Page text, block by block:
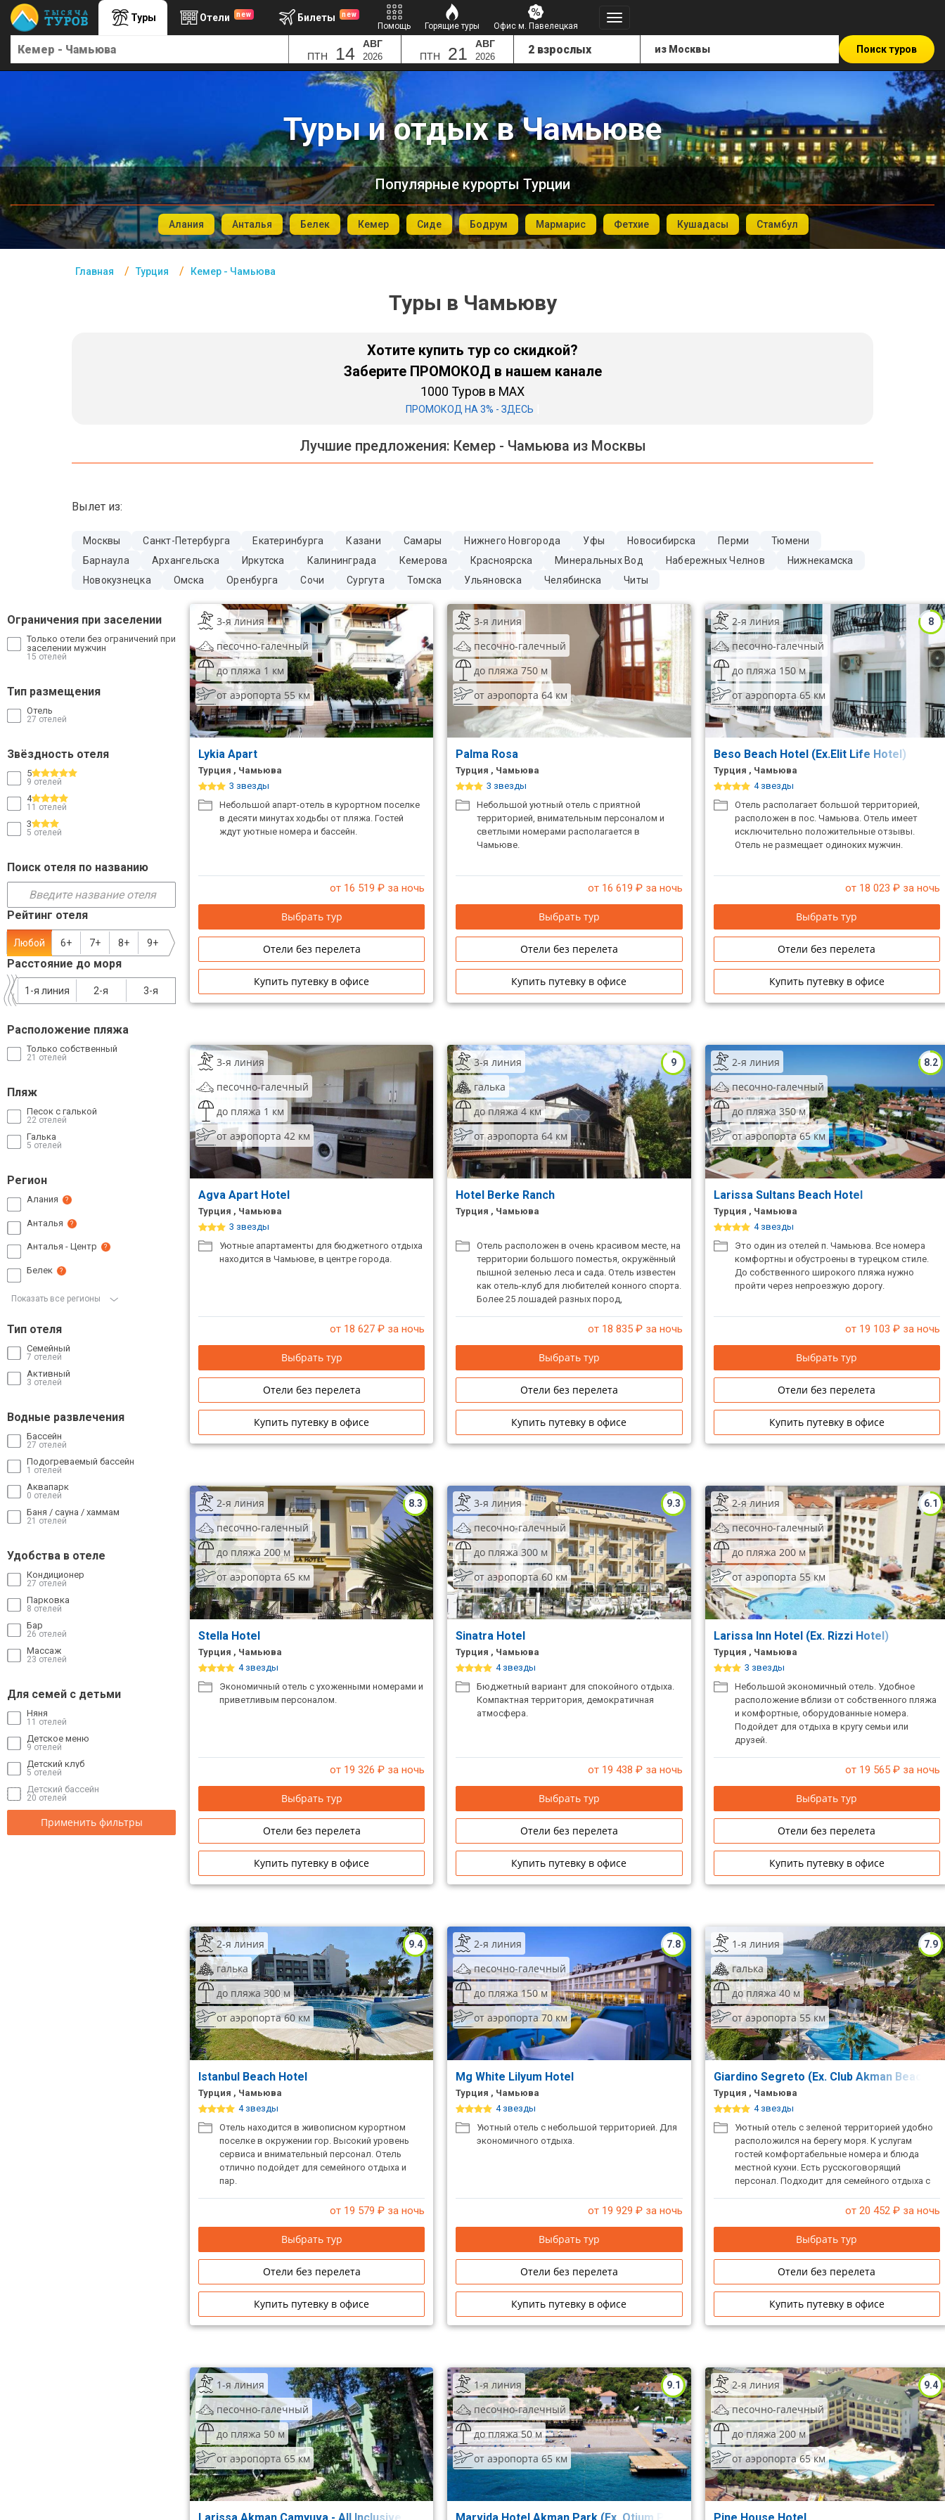
Туры Отели new Билеты new
Помощь Горящие туры Офис м. Павелецкая
ПТН 14 АВГ
2026 ПТН 21 АВГ
2026
Поиск туров
Туры и отдых в Чамьюве
Популярные курорты Турции
Алания Анталья Белек Кемер Сиде Бодрум Мармарис Фетхие Кушадасы Стамбул
Главная Турция Кемер - Чамьюва
Туры в Чамьюву
Хотите купить тур со скидкой?
Заберите ПРОМОКОД в нашем канале
1000 Туров в MAX
ПРОМОКОД НА 3% - ЗДЕСЬ
Лучшие предложения: Кемер - Чамьюва из Москвы
Вылет из:
Москвы Санкт-Петербурга Екатеринбурга Казани Самары Нижнего Новгорода Уфы Новосибирска Перми
Тюмени
Барнаула
Архангельска Иркутска Калининграда Кемерова Красноярска Минеральных Вод Набережных Челнов
Нижнекамска
Новокузнецка
Омска Оренбурга Сочи Сургута Томска Ульяновска Челябинска Читы
Ограничения при заселении
Только отели без ограничений при
заселении мужчин
15 отелей
Тип размещения
Отель
27 отелей
Звёздность отеля
5
9 отелей
4
11 отелей
3
5 отелей
Поиск отеля по названию
Рейтинг отеля
Любой 6+ 7+ 8+ 9+
Расстояние до моря
3-я
2-я
1-я линия
Расположение пляжа
Только собственный
21 отелей
Пляж
Песок с галькой
22 отелей
Галька
5 отелей
Регион
Алания ?
Анталья ?
Анталья - Центр ?
Белек ?
Показать все регионы
Тип отеля
Семейный
7 отелей
Активный
3 отелей
Водные развлечения
Бассейн
27 отелей
Подогреваемый бассейн
1 отелей
Аквапарк
0 отелей
Баня / сауна / хаммам
21 отелей
Удобства в отеле
Кондиционер
27 отелей
Парковка
8 отелей
Бар
26 отелей
Массаж
23 отелей
Для семей с детьми
Няня
11 отелей
Детское меню
9 отелей
Детский клуб
5 отелей
Детский бассейн
20 отелей
Применить фильтры
3-я линия
песочно-галечный
до пляжа 1 км
от аэропорта 55 км
Lykia Apart
Турция , Чамьюва
3 звезды
Небольшой апарт-отель в курортном поселке
в десяти минутах ходьбы от пляжа. Гостей
ждут уютные номера и бассейн.
от 16 519 ₽ за ночь
Выбрать тур
Отели без перелета
Купить путевку в офисе
3-я линия
песочно-галечный
до пляжа 750 м
от аэропорта 64 км
Palma Rosa
Турция , Чамьюва
3 звезды
Небольшой уютный отель с приятной
территорией, внимательным персоналом и
светлыми номерами располагается в
Чамьюве.
от 16 619 ₽ за ночь
Выбрать тур
Отели без перелета
Купить путевку в офисе
8
2-я линия
песочно-галечный
до пляжа 150 м
от аэропорта 65 км
Beso Beach Hotel (Ex.Elit Life Hotel)
Турция , Чамьюва
4 звезды
Отель располагает большой территорией,
расположен в пос. Чамьюва. Отель имеет
исключительно положительные отзывы.
Отель не размещает одиноких мужчин.
от 18 023 ₽ за ночь
Выбрать тур
Отели без перелета
Купить путевку в офисе
3-я линия
песочно-галечный
до пляжа 1 км
от аэропорта 42 км
Agva Apart Hotel
Турция , Чамьюва
3 звезды
Уютные апартаменты для бюджетного отдыха
находится в Чамьюве, в центре города.
от 18 627 ₽ за ночь
Выбрать тур
Отели без перелета
Купить путевку в офисе
9
3-я линия
галька
до пляжа 4 км
от аэропорта 64 км
Hotel Berke Ranch
Турция , Чамьюва
Отель расположен в очень красивом месте, на
территории большого поместья, окружённый
пышной зеленью леса и сада. Отель известен
как отель-клуб для любителей конного спорта.
Более 25 лошадей разных пород,
от 18 835₽ за ночь
Выбрать тур
Отели без перелета
Купить путевку в офисе
8.2
2-я линия
песочно-галечный
до пляжа 350 м
от аэропорта 65 км
Larissa Sultans Beach Hotel
Турция , Чамьюва
4 звезды
Это один из отелей п. Чамьюва. Все номера
комфортны и обустроены в турецком стиле.
До собственного широкого пляжа нужно
пройти через непроезжую дорогу.
от 19 103 ₽ за ночь
Выбрать тур
Отели без перелета
Купить путевку в офисе
8.3
2-я линия
песочно-галечный
до пляжа 200 м
от аэропорта 65 км
Stella Hotel
Турция , Чамьюва
4 звезды
Экономичный отель с ухоженными номерами и
приветливым персоналом.
от 19 326 ₽ за ночь
Выбрать тур
Отели без перелета
Купить путевку в офисе
9.3
3-я линия
песочно-галечный
до пляжа 300 м
от аэропорта 60 км
Sinatra Hotel
Турция , Чамьюва
4 звезды
Бюджетный вариант для спокойного отдыха.
Компактная территория, демократичная
атмосфера.
от 19 438 ₽ за ночь
Выбрать тур
Отели без перелета
Купить путевку в офисе
6.1
2-я линия
песочно-галечный
до пляжа 200 м
от аэропорта 55 км
Larissa Inn Hotel (Ex. Rizzi Hotel)
Турция , Чамьюва
3 звезды
Небольшой экономичный отель. Удобное
расположение вблизи от собственного пляжа
и комфортные, оборудованные номера.
Подойдет для отдыха в кругу семьи или
друзей.
от 19 565₽ за ночь
Выбрать тур
Отели без перелета
Купить путевку в офисе
9.4
2-я линия
галька
до пляжа 300 м
от аэропорта 60 км
Istanbul Beach Hotel
Турция , Чамьюва
4 звезды
Отель находится в живописном курортном
поселке в окружении гор. Высокий уровень
сервиса и внимательный персонал. Отель
отлично подойдет для семейного отдыха и
пар.
от 19 579 ₽ за ночь
Выбрать тур
Отели без перелета
Купить путевку в офисе
7.8
2-я линия
песочно-галечный
до пляжа 150 м
от аэропорта 70 км
Mg White Lilyum Hotel
Турция , Чамьюва
4 звезды
Уютный отель с небольшой территорией. Для
экономичного отдыха.
от 19 929 ₽ за ночь
Выбрать тур
Отели без перелета
Купить путевку в офисе
7.9
1-я линия
галька
до пляжа 40 м
от аэропорта 55 км
Giardino Segreto (Ex. Club Akman Beach
Турция , Чамьюва
4 звезды
Уютный отель с зеленой территорией удобно
расположился на берегу моря. К услугам
гостей комфортабельные номера и блюда
местной кухни. Есть русскоговорящий
персонал. Подходит для семейного отдыха с
от 20 452₽ за ночь
Выбрать тур
Отели без перелета
Купить путевку в офисе
1-я линия
песочно-галечный
до пляжа 50 м
от аэропорта 65 км
9.1
1-я линия
песочно-галечный
до пляжа 50 м
от аэропорта 65 км
9.4
2-я линия
песочно-галечный
до пляжа 200 м
от аэропорта 65 км
Главная
Турция
ОАЭ
Большой Сочи
Кав Мин Воды
VIP отели 5 звезд
ТОП 10 лучших отелей 5*
ТОП 10 недорогих отелей
5*
Недорогие отели 4*
звезды
Лучшие отели 3* звезды
Недорогие отели 3*
Сетевые отели Египта
Сетевые отели ОАЭ
Сетевые отели Таиланда
Сетевые отели Шри Ланки
Сетевые отели Вьетнама
Сетевые отели Бали
Сетевые отели Сейшел